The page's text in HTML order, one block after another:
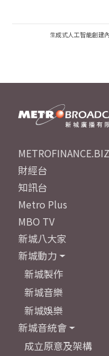
生成式人工智能創建
METROFINANCE.BIZ
財經台
知訊台
Metro Plus
MBO TV
新城八大家
新城動力
新城製作
新城音樂
新城娛樂
新城音統會
成立原意及架構